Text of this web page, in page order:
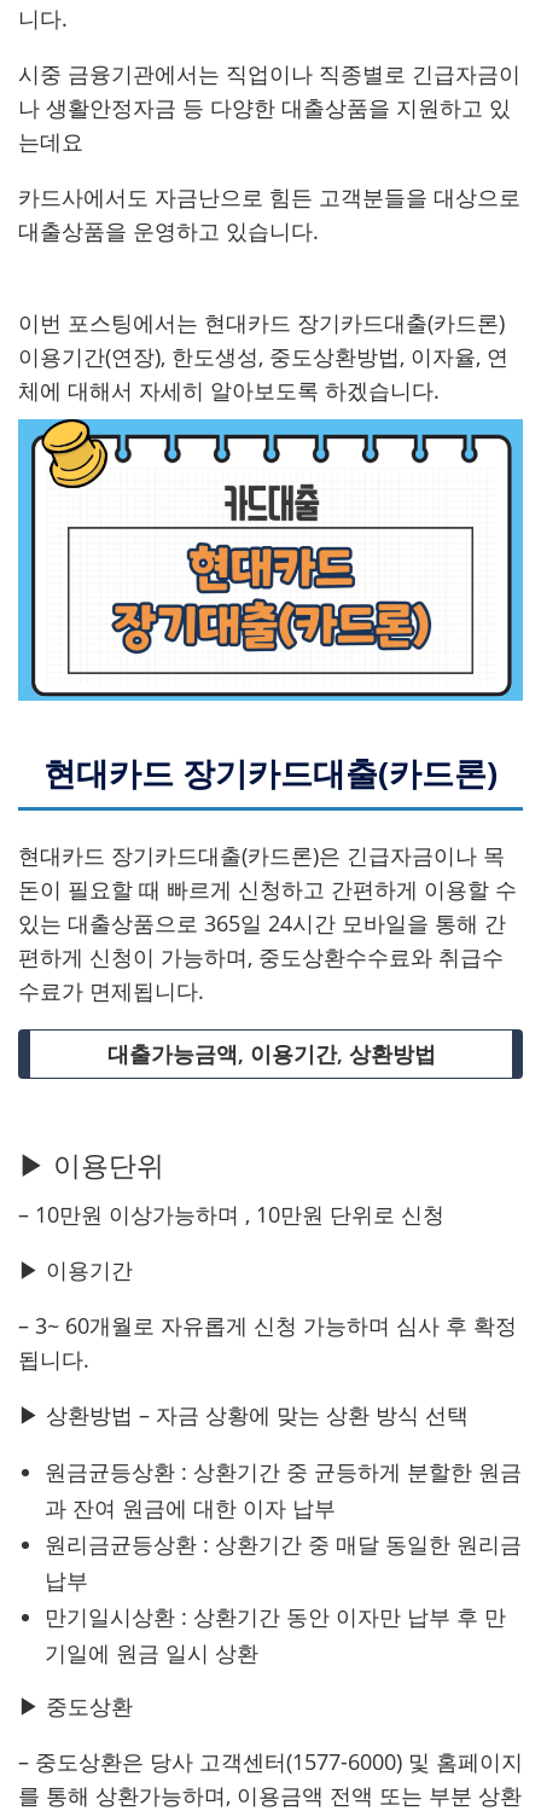
니다.
시중 금융기관에서는 직업이나 직종별로 긴급자금이
나 생활안정자금 등 다양한 대출상품을 지원하고 있
는데요
카드사에서도 자금난으로 힘든 고객분들을 대상으로
대출상품을 운영하고 있습니다.
이번 포스팅에서는 현대카드 장기카드대출(카드론)
이용기간(연장), 한도생성, 중도상환방법, 이자율, 연
체에 대해서 자세히 알아보도록 하겠습니다.
현대카드 장기카드대출(카드론)
현대카드 장기카드대출(카드론)은 긴급자금이나 목
돈이 필요할 때 빠르게 신청하고 간편하게 이용할 수
있는 대출상품으로 365일 24시간 모바일을 통해 간
편하게 신청이 가능하며, 중도상환수수료와 취급수
수료가 면제됩니다.
대출가능금액, 이용기간, 상환방법
▶ 이용단위
– 10만원 이상가능하며 , 10만원 단위로 신청
▶ 이용기간
– 3~ 60개월로 자유롭게 신청 가능하며 심사 후 확정
됩니다.
▶ 상환방법 – 자금 상황에 맞는 상환 방식 선택
원금균등상환 : 상환기간 중 균등하게 분할한 원금
과 잔여 원금에 대한 이자 납부
원리금균등상환 : 상환기간 중 매달 동일한 원리금
납부
만기일시상환 : 상환기간 동안 이자만 납부 후 만
기일에 원금 일시 상환
▶ 중도상환
– 중도상환은 당사 고객센터(1577-6000) 및 홈페이지
를 통해 상환가능하며, 이용금액 전액 또는 부분 상환